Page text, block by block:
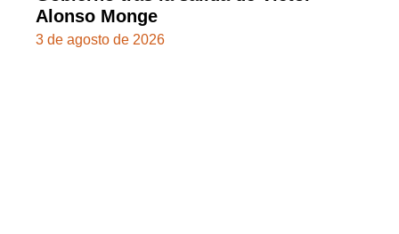
Alonso Monge
3 de agosto de 2026